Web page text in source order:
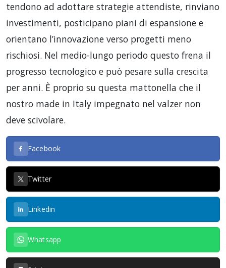
tendono ad adottare strategie attendiste, rinviano
investimenti, posticipano piani di espansione e
orientano l’innovazione verso progetti meno
rischiosi. Nel medio-lungo periodo questo frena il
progresso tecnologico e può pesare sulla crescita
per anni. È proprio su questa mattonella che il
nostro made in Italy impegnato nel valzer non
deve scivolare.
Facebook
Twitter
Linkedin
Whatsapp